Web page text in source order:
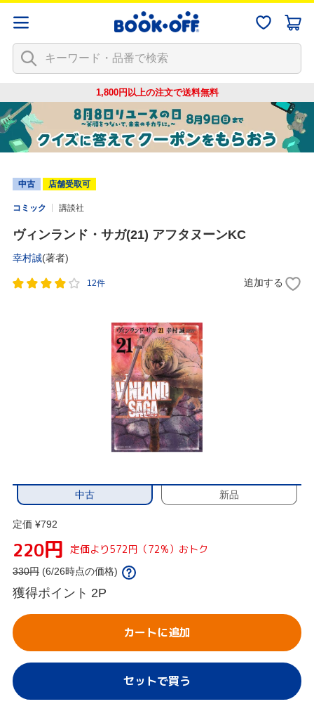
1,800円以上の注文で送料無料
中古 店舗受取可
コミック 講談社
ヴィンランド・サガ(21) アフタヌーンKC
幸村誠(著者)
12件 追加する
中古 新品
定価 ¥792
220円 定価より572円（72%）おトク
330円 (6/26時点の価格)
獲得ポイント 2P
カートに追加
セットで買う